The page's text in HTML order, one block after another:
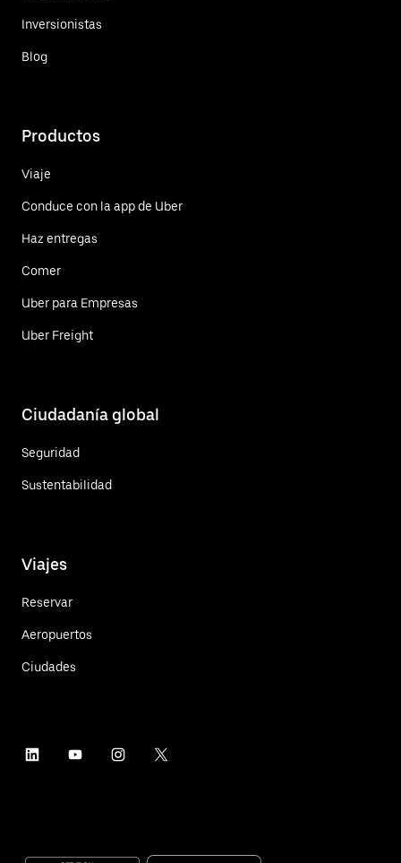
Inversionistas
Blog
Productos
Viaje
Conduce con la app de Uber
Haz entregas
Comer
Uber para Empresas
Uber Freight
Ciudadanía global
Seguridad
Sustentabilidad
Viajes
Reservar
Aeropuertos
Ciudades